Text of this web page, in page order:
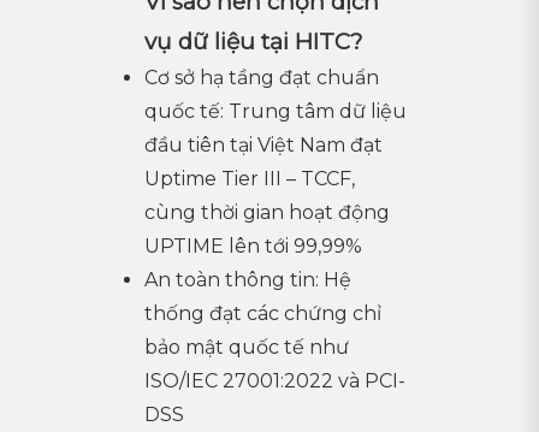
vụ dữ liệu tại HITC?
Cơ sở hạ tầng đạt chuẩn
quốc tế: Trung tâm dữ liệu
đầu tiên tại Việt Nam đạt
Uptime Tier III – TCCF,
cùng thời gian hoạt động
UPTIME lên tới 99,99%
An toàn thông tin: Hệ
thống đạt các chứng chỉ
bảo mật quốc tế như
ISO/IEC 27001:2022 và PCI-
DSS